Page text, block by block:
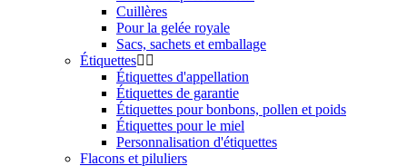
Cuillères
Pour la gelée royale
Sacs, sachets et emballage
Étiquettes
Étiquettes d'appellation
Étiquettes de garantie
Étiquettes pour bonbons, pollen et poids
Étiquettes pour le miel
Personnalisation d'étiquettes
Flacons et piluliers